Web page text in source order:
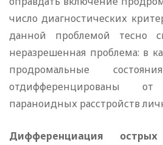
число диагностических
данной проблемой тесно
неразрешенная проблема: в
продромальные
отдифференцированы
параноидных расстройств
Дифференциация